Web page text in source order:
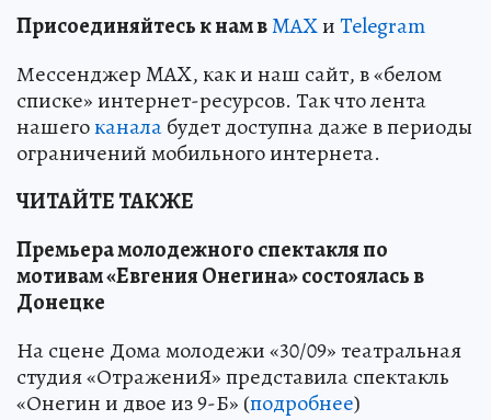
Присоединяйтесь к нам вMAXиTelegram
Мессенджер MAX, как и наш сайт, в «белом
списке» интернет-ресурсов. Так что лента
нашегоканалабудет доступна даже в периоды
ограничений мобильного интернета.
ЧИТАЙТЕ ТАКЖЕ
Премьера молодежного спектакля по
мотивам «Евгения Онегина» состоялась в
Донецке
На сцене Дома молодежи «30/09» театральная
студия «ОтражениЯ» представила спектакль
«Онегин и двое из 9-Б» (подробнее)